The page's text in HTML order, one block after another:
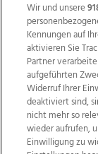
Wir und unsere
Kennungen auf
aktivieren Sie
Partner
aufgeführten
Widerruf Ihrer
deaktiviert sind,
nicht mehr so
wieder aufrufen,
Einwilligung zu